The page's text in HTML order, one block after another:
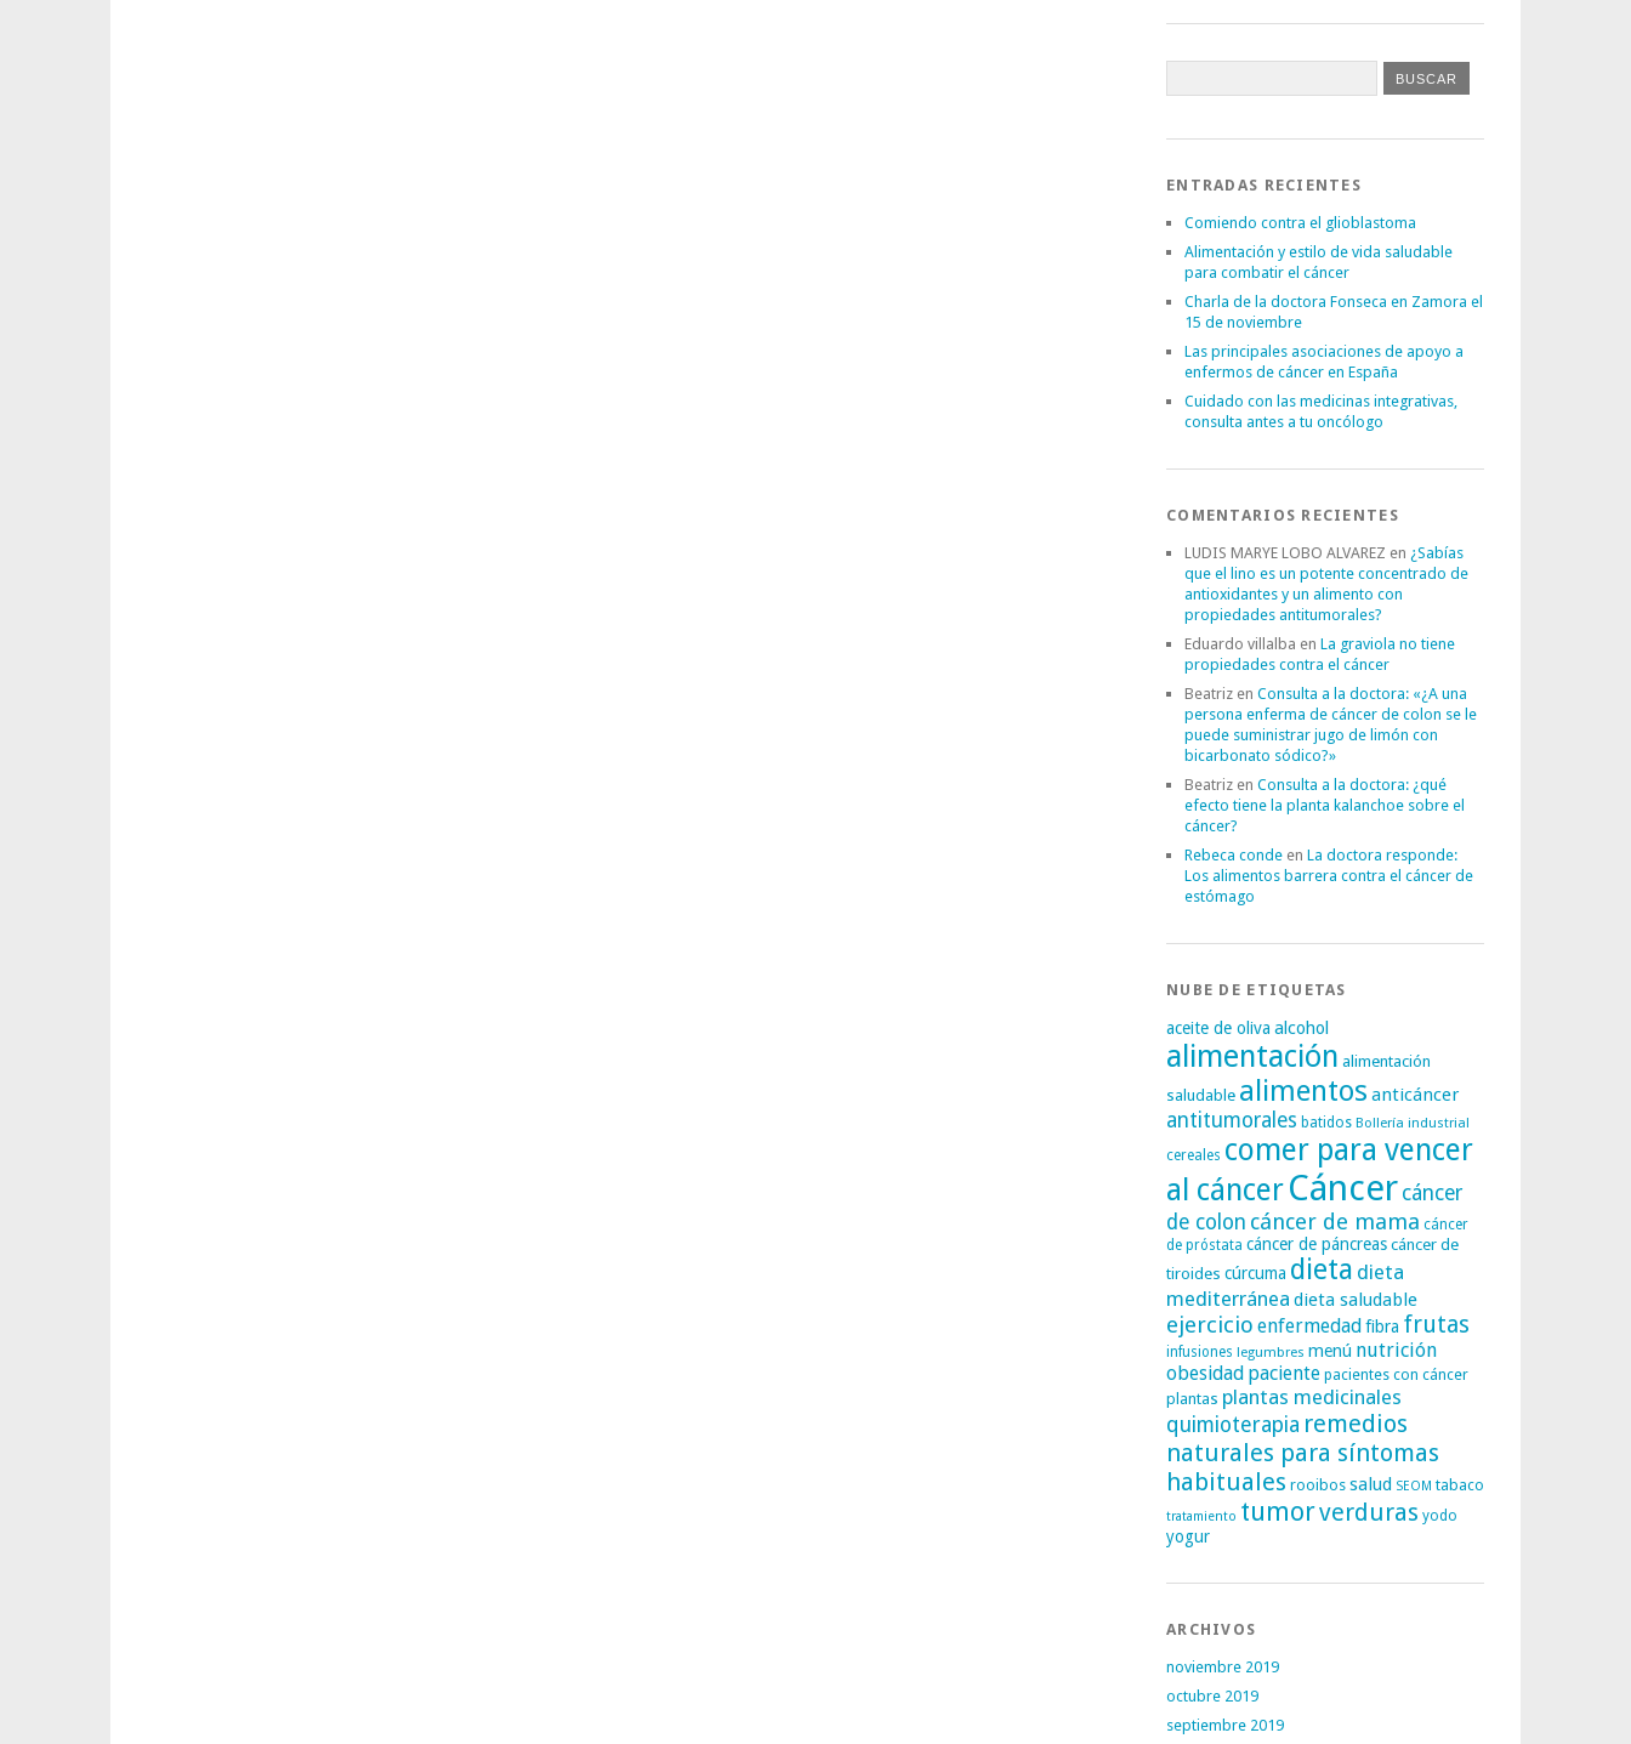
ENTRADAS RECIENTES
Comiendo contra el glioblastoma
Alimentación y estilo de vida saludable
para combatir el cáncer
Charla de la doctora Fonseca en Zamora el
15 de noviembre
Las principales asociaciones de apoyo a
enfermos de cáncer en España
Cuidado con las medicinas integrativas,
consulta antes a tu oncólogo
COMENTARIOS RECIENTES
LUDIS MARYE LOBO ALVAREZ en ¿Sabías
que el lino es un potente concentrado de
antioxidantes y un alimento con
propiedades antitumorales?
Eduardo villalba en La graviola no tiene
propiedades contra el cáncer
Beatriz en Consulta a la doctora: «¿A una
persona enferma de cáncer de colon se le
puede suministrar jugo de limón con
bicarbonato sódico?»
Beatriz en Consulta a la doctora: ¿qué
efecto tiene la planta kalanchoe sobre el
cáncer?
Rebeca conde en La doctora responde:
Los alimentos barrera contra el cáncer de
estómago
NUBE DE ETIQUETAS
aceite de oliva alcohol
alimentación alimentación
saludable alimentos anticáncer
antitumorales batidos Bollería industrial
cereales comer para vencer
al cáncerCáncer cáncer
de colon cáncer de mama cáncer
de próstata cáncer de páncreascáncer de
tiroides cúrcuma dieta dieta
mediterránea dieta saludable
ejercicio enfermedadfibra frutas
infusiones legumbres menú nutrición
obesidad paciente pacientes con cáncer
plantas plantas medicinales
quimioterapia remedios
naturales para síntomas
habituales rooibos salud SEOM tabaco
tratamiento tumorverduras yodo
yogur
ARCHIVOS
noviembre 2019
octubre 2019
septiembre 2019